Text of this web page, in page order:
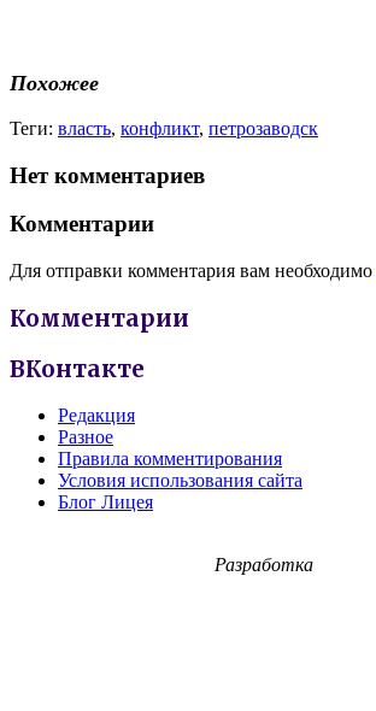
Похожее
Теги: власть, конфликт, петрозаводск
Нет комментариев
Комментарии
Для отправки комментария вам необходимо
Комментарии
ВКонтакте
Редакция
Разное
Правила комментирования
Условия использования сайта
Блог Лицея
Разработка